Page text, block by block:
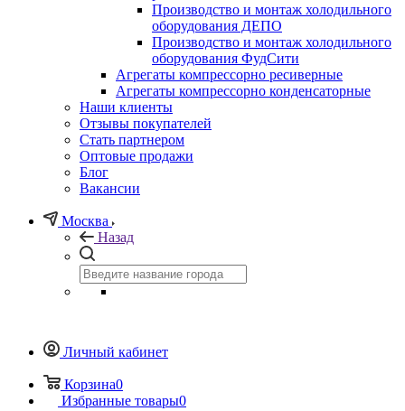
Производство и монтаж холодильного
оборудования ДЕПО
Производство и монтаж холодильного
оборудования ФудСити
Агрегаты компрессорно ресиверные
Агрегаты компрессорно конденсаторные
Наши клиенты
Отзывы покупателей
Стать партнером
Оптовые продажи
Блог
Вакансии
Москва
Назад
Личный кабинет
Корзина0
Избранные товары0